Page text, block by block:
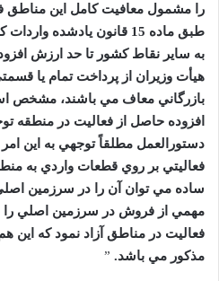
را مشمول معافيت کامل اين مناطق
طبق ماده 15 قانون يادشده واردات
به ساير نقاط کشور تا حد ارزش
هيأت وزيران از پرداخت تمام يا
بازرگاني معاف مي باشند، مشخص
افزوده حاصل از فعاليت در منطقه
دستورالعمل مطلقاً توجهي به اين امر
فعاليتي بر روي قطعات واردي به
ساده مي توان آن را در سرزمين
مهمي از فروش در سرزمين اصلي
فعاليت در مناطق آزاد نمود که اين
مذکور مي باشد. ”